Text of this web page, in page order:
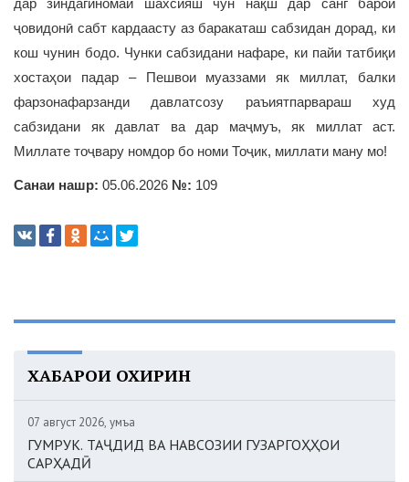
дар зиндагиномаи шахсияш чун нақш дар санг барои
ҷовидонӣ сабт кардаасту аз баракаташ сабзидан дорад, ки
кош чунин бодо. Чунки сабзидани нафаре, ки пайи татбиқи
хостаҳои падар – Пешвои муаззами як миллат, балки
фарзонафарзанди давлатсозу раъиятпарвараш худ
сабзидани як давлат ва дар маҷмуъ, як миллат аст.
Миллате тоҷвару номдор бо номи Тоҷик, миллати ману мо!
Санаи нашр: 05.06.2026 №: 109
ХАБАРҲОИ ОХИРИН
07 август 2026, Ҷумъа
ГУМРУК. ТАҶДИД ВА НАВСОЗИИ ГУЗАРГОҲҲОИ
САРҲАДӢ